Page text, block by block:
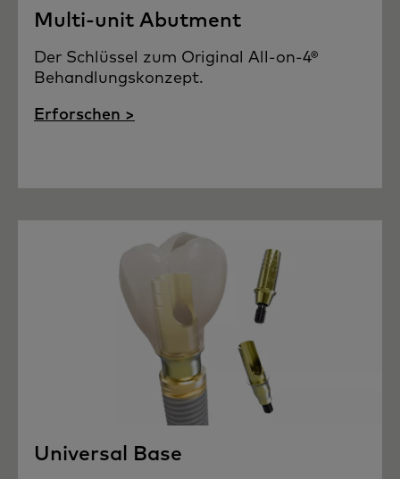
Multi-unit Abutment
Der Schlüssel zum Original All-on-4®
Behandlungskonzept.
Erforschen >
Universal Base